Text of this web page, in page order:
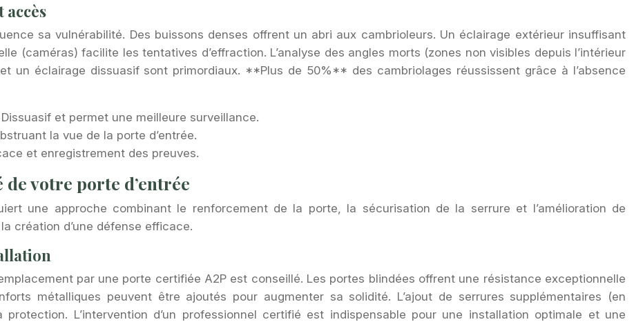
accès
sa vulnérabilité. Des buissons denses offrent un abri aux cambrioleurs. Un éclairage extérieur insuffisant
(caméras) facilite les tentatives d’effraction. L’analyse des angles morts (zones non visibles depuis l’intérieur
un éclairage dissuasif sont primordiaux. **Plus de 50%** des cambriolages réussissent grâce à l’absence
et permet une meilleure surveillance.
la vue de la porte d’entrée.
et enregistrement des preuves.
votre porte d’entrée
une approche combinant le renforcement de la porte, la sécurisation de la serrure et l’amélioration de
création d’une défense efficace.
par une porte certifiée A2P est conseillé. Les portes blindées offrent une résistance exceptionnelle
métalliques peuvent être ajoutés pour augmenter sa solidité. L’ajout de serrures supplémentaires (en
L’intervention d’un professionnel certifié est indispensable pour une installation optimale et une